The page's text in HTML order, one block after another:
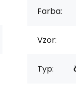
Farba:
Vzor:
Typ: